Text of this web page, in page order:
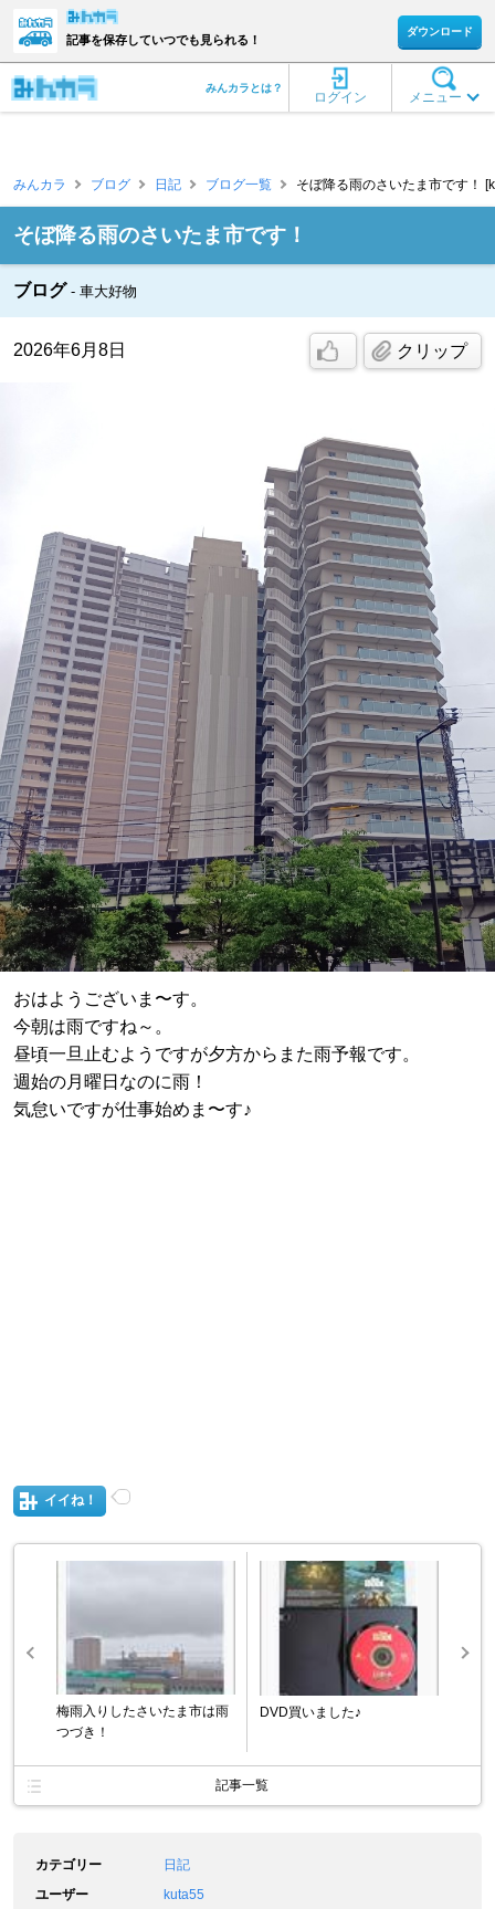
記事を保存していつでも見られる！
ダウンロード
メニュー
ログイン
みんカラとは？
みんカラ ブログ 日記 ブログ一覧 そぼ降る雨のさいたま市です！
そぼ降る雨のさいたま市です！
ブログ 車大好物
2026年6月8日 クリップ
おはようございま〜す。
今朝は雨ですね～。
昼頃一旦止むようですが夕方からまた雨予報です。
週始の月曜日なのに雨！
気怠いですが仕事始めま〜す♪
イイね！
梅雨入りしたさいたま市は雨
つづき！
DVD買いました♪
記事一覧
カテゴリー
日記
ユーザー
kuta55